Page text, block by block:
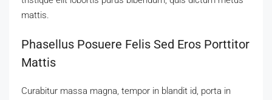
mattis.
Phasellus Posuere Felis Sed Eros Porttitor
Mattis
Curabitur massa magna, tempor in blandit id, porta in